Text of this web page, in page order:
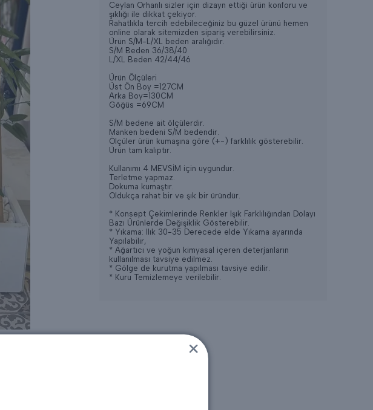
Ceylan Orhanlı sizler için dizayn ettiği ürün konforu ve
şıklığı ile dikkat çekiyor.
Rahatlıkla tercih edebileceğiniz bu güzel ürünü hemen
online olarak sitemizden sipariş verebilirsiniz.
Ürün S/M-L/XL beden aralığıdır.
S/M Beden 36/38/40
L/XL Beden 42/44/46
Ürün Ölçüleri
Üst Ön Boy =127CM
Arka Boy=130CM
Göğüs =69CM
S/M bedene ait ölçülerdir.
Manken bedeni S/M bedendir.
Ölçüler ürün kumaşına göre (+-) farklılık gösterebilir.
Ürün tam kalıptır.
Kullanımı 4 MEVSİM için uygundur.
Terletme yapmaz.
Dokuma kumaştır.
Oldukça rahat bir ve şık bir üründür.
* Konsept Çekimlerinde Renkler Işık Farklılığından Dolayı
Bazı Ürünlerde Değişiklik Gösterebilir.
* Yıkama: Ilık 30-35 Derecede elde Yıkama ayarında
Yapılabilir,
* Ağartıcı ve yoğun kimyasal içeren deterjanların
kullanılması tavsiye edilmez.
* Gölge de kurutma yapılması tavsiye edilir.
* Kuru Temizlemeye verilebilir.